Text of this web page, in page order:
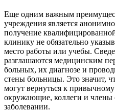
Еще одним важным
учреждения является
получение
клинику не обязательно
место работы или учебы.
разглашаются медицинским
больных, их диагнозе и
стены больницы. Это значит,
могут вернуться к
окружающие, коллеги и члены
заболевании.